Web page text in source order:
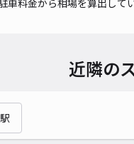
近隣の